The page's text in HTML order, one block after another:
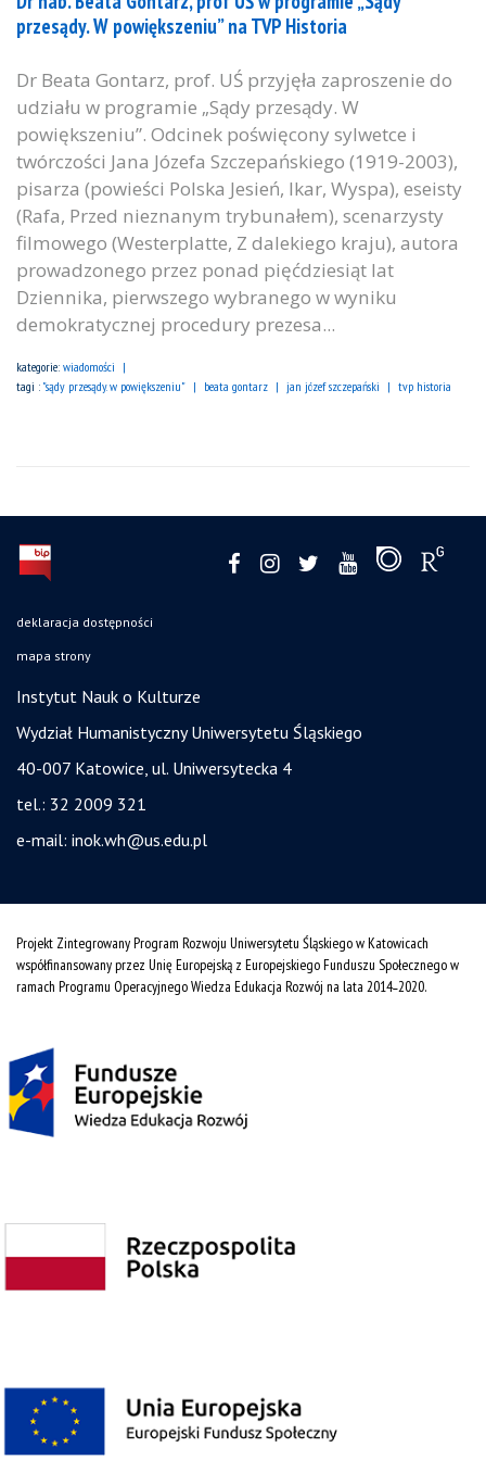
przesądy. W powiększeniu” na TVP Historia
Dr Beata Gontarz, prof. UŚ przyjęła zaproszenie do
udziału w programie „Sądy przesądy. W
powiększeniu”. Odcinek poświęcony sylwetce i
twórczości Jana Józefa Szczepańskiego (1919-2003),
pisarza (powieści Polska Jesień, Ikar, Wyspa), eseisty
(Rafa, Przed nieznanym trybunałem), scenarzysty
filmowego (Westerplatte, Z dalekiego kraju), autora
prowadzonego przez ponad pięćdziesiąt lat
Dziennika, pierwszego wybranego w wyniku
demokratycznej procedury prezesa...
kategorie: wiadomości
tagi : "sądy przesądy. w powiększeniu" beata gontarz jan józef szczepański tvp historia
deklaracja dostępności
mapa strony
Instytut Nauk o Kulturze
Wydział Humanistyczny Uniwersytetu Śląskiego
40-007 Katowice, ul. Uniwersytecka 4
tel.: 32 2009 321
e-mail: inok.wh@us.edu.pl
Projekt Zintegrowany Program Rozwoju Uniwersytetu Śląskiego w Katowicach
współfinansowany przez Unię Europejską z Europejskiego Funduszu Społecznego w
ramach Programu Operacyjnego Wiedza Edukacja Rozwój na lata 2014˗2020.